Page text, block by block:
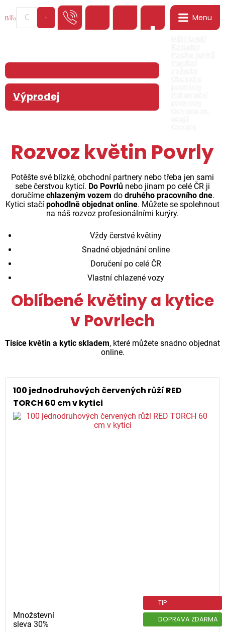
Menu
Výprodej
Rozvoz květin Povrly
Potěšte své blízké, obchodní partnery nebo třeba jen sami
sebe čerstvou kyticí. Do Povrlů nebo jinam po celé ČR ji
doručíme chlazeným vozem do druhého pracovního dne.
Kytici stačí pohodlně objednat online. Můžete se spolehnout
na náš rozvoz profesionálními kurýry.
Vždy čerstvé květiny
Snadné objednání online
Doručení po celé ČR
Vlastní chlazené vozy
Oblíbené květiny a kytice
v Povrlech
Tisíce květin a kytic skladem, které můžete snadno objednat
online.
100 jednodruhových červených růží RED
TORCH 60 cm v kytici
Množstevní
sleva 30%
TIP
DOPRAVA ZDARMA